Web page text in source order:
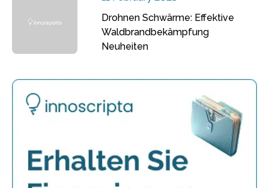
Drohnen Schwärme: Effektive
Waldbrandbekämpfung
Neuheiten